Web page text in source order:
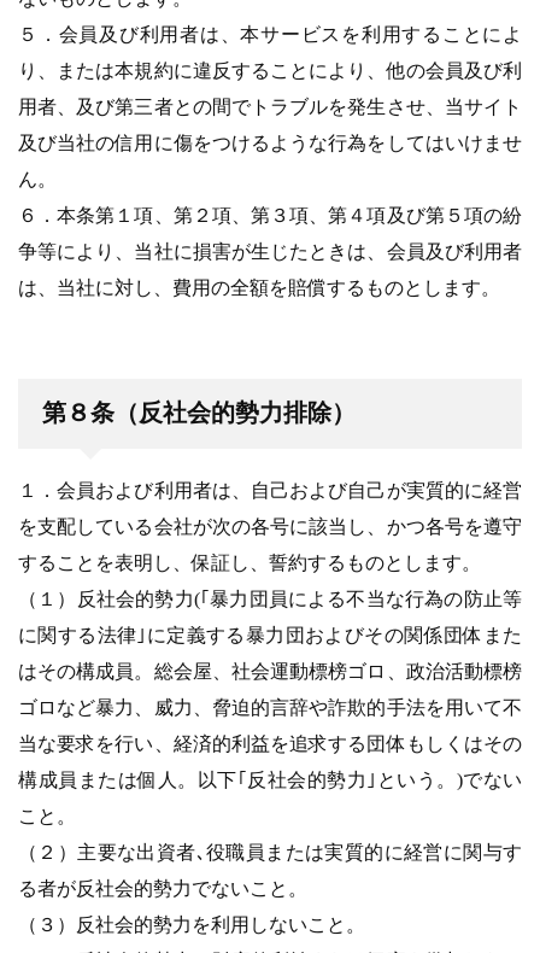
５．会員及び利用者は、本サービスを利用することによ
り、または本規約に違反することにより、他の会員及び利
用者、及び第三者との間でトラブルを発生させ、当サイト
及び当社の信用に傷をつけるような行為をしてはいけませ
ん。
６．本条第１項、第２項、第３項、第４項及び第５項の紛
争等により、当社に損害が生じたときは、会員及び利用者
は、当社に対し、費用の全額を賠償するものとします。
第８条（反社会的勢力排除）
１．会員および利用者は、自己および自己が実質的に経営
を支配している会社が次の各号に該当し、かつ各号を遵守
することを表明し、保証し、誓約するものとします。
（１）反社会的勢力(｢暴力団員による不当な行為の防止等
に関する法律｣に定義する暴力団およびその関係団体また
はその構成員。総会屋、社会運動標榜ゴロ、政治活動標榜
ゴロなど暴力、威力、脅迫的言辞や詐欺的手法を用いて不
当な要求を行い、経済的利益を追求する団体もしくはその
構成員または個人。以下｢反社会的勢力｣という。)でない
こと。
（２）主要な出資者､役職員または実質的に経営に関与す
る者が反社会的勢力でないこと。
（３）反社会的勢力を利用しないこと。